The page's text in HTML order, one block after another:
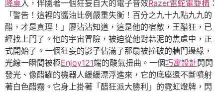
降桌入，伴隨著一個狂妄自大的電子音效Razer雷蛇電競椅 ：
「警告！這裡的醬油比例嚴重失衡！百分之九十九點九九的
醋，才是真理！」廖沾沾知道，這是他的宿敵，王醋狂，已
經找上門了。他的宇宙冒險，被迫從他對蒜泥的焦慮中，正
式開始了。一個狂妄的影子佔滿了那扇被撞破的牆門邊緣，
光線一瞬間被極Enjoy121端的酸氣扭曲。一個巧寓設計閃閃
發光、像醋罐的機器人緩緩漂浮進來，它的底座還不斷噴射
著白色醋霧。它身上掛著「醋狂派大勝利」的霓虹燈牌，閃